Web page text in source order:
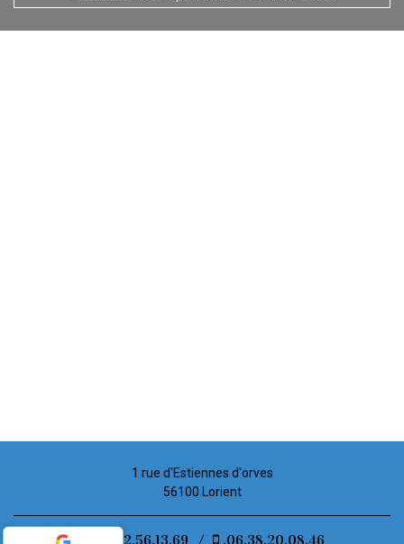
1 rue d'Estiennes d'orves
56100 Lorient
02.52.56.13.69 / .06.38.20.08.46